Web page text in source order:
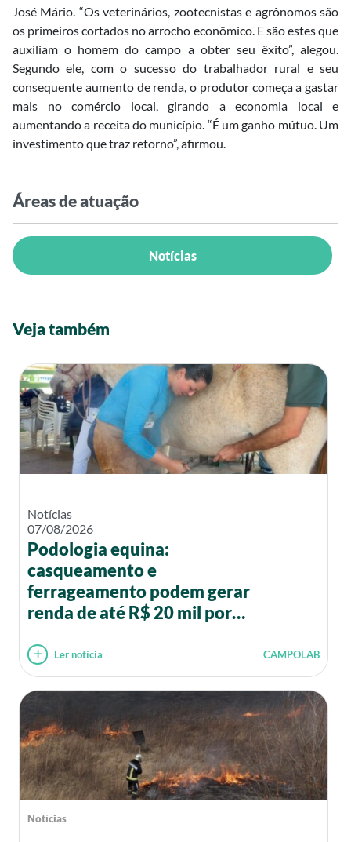
José Mário. “Os veterinários, zootecnistas e agrônomos são
os primeiros cortados no arrocho econômico. E são estes que
auxiliam o homem do campo a obter seu êxito”, alegou.
Segundo ele, com o sucesso do trabalhador rural e seu
consequente aumento de renda, o produtor começa a gastar
mais no comércio local, girando a economia local e
aumentando a receita do município. “É um ganho mútuo. Um
investimento que traz retorno”, afirmou.
Áreas de atuação
Notícias
Veja também
Notícias
07/08/2026
Podologia equina:
casqueamento e
ferrageamento podem gerar
renda de até R$ 20 mil por
Ler notícia CAMPOLAB
Notícias